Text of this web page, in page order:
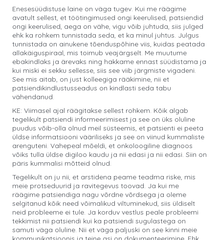
Enesesüüdistuse laine on väga tugev. Kui me räägime
avatult sellest, et töötingimused ongi keerulised, patsiendid
ongi keerulised, aega on vähe, vigu võib juhtuda, siis julged
ehk ka rohkem tunnistada seda, et ka minul juhtus. Julgus
tunnistada on ainukene tõenduspõhine viis, kuidas peatada
allakäiguspiraal, mis toimub veajärgselt. Me muutume
ebakindlaks ja ärevaks ning hakkame ennast süüdistama ja
kui miski ei sekku sellesse, siis see viib järgmiste vigadeni.
See mis aitab, on just kolleegiga rääkimine, nii et
patsiendikindlustusseadus on kindlasti seda tabu
vähendanud.
KE: Viimasel ajal räägitakse sellest rohkem. Kõik algab
tegelikult patsiendi informeerimisest ja see on üks oluline
puudus võib-olla olnud meil süsteemis, et patsienti ei peeta
üldse informatsiooni vääriliseks ja see on viinud kummaliste
arenguteni. Vahepeal mõeldi, et onkoloogiline diagnoos
võiks tulla üldse digiloo kaudu ja nii edasi ja nii edasi. Siin on
päris kummalisi mõtteid olnud.
Tegelikult on ju nii, et arstidena peame teadma riske, mis
meie protseduurid ja ravitegevus toovad. Ja kui me
räägime patsiendiga nagu võrdne võrdsega ja oleme
selgitanud kõik need võimalikud viltuminekud, siis üldiselt
neid probleeme ei tule. Ja korduv vestlus peale probleemi
tekkimist nii patsiendi kui ka patsiendi sugulastega on
samuti väga oluline. Nii et väga paljuski on see kinni meie